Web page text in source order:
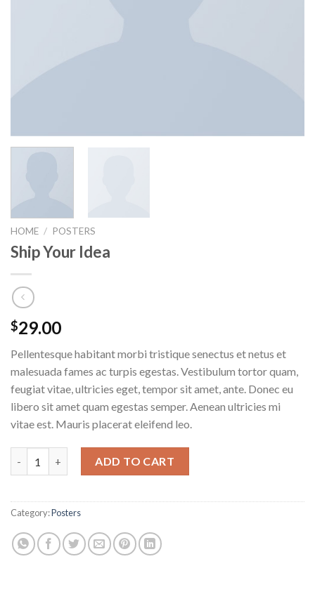
HOME / POSTERS
Ship Your Idea
$29.00
Pellentesque habitant morbi tristique senectus et netus et
malesuada fames ac turpis egestas. Vestibulum tortor quam,
feugiat vitae, ultricies eget, tempor sit amet, ante. Donec eu
libero sit amet quam egestas semper. Aenean ultricies mi
vitae est. Mauris placerat eleifend leo.
ADD TO CART
Category:Posters